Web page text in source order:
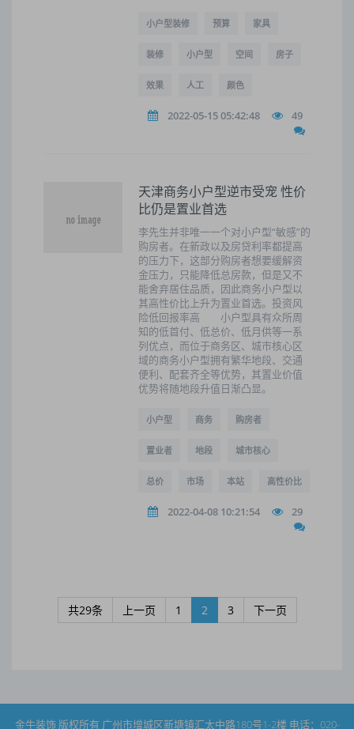
小户型装修 预算 家具
装修 小户型 空间 房子
效果 人工 颜色
2022-05-15 05:42:48 49
天津商务小户型逆市受宠 性价
比仍是置业首选
李先生并非唯一一个对小户型“敏感”的
购房者。在新政以及房贷利率都提高
的压力下，这部分购房者想要缓解资
金压力，只能降低总房款，但是又不
能舍弃居住品质，因此商务小户型以
其高性价比上升为置业首选。投资风
险低回报率高 小户型具有众所周
知的低首付、低总价、低月供等一系
列优点，而位于商务区、城市核心区
域的商务小户型拥有繁华地段、交通
便利、配套齐全等优势，其置业价值
优势将随地段升值日渐凸显。
小户型 商务 购房者
置业者 地段 城市核心
总价 市场 本站 高性价比
2022-04-08 10:21:54 29
共29条 上一页 1 2 3 下一页
金牛装饰 版权所有 广州市增城区新塘镇汇太中路180号1-2楼 电话：020-